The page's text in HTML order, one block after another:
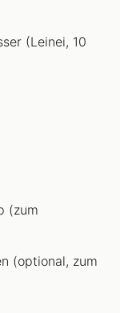
(Leinei, 10
(zum
(optional, zum